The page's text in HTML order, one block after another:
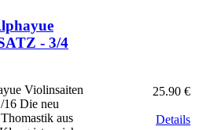
- 3/4
Violinsaiten
16 Die neu
aus
25.90 €
Details